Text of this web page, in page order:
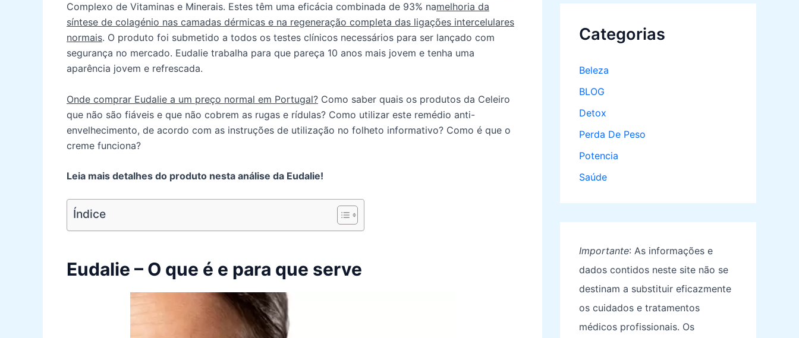
Complexo de Vitaminas e Minerais. Estes têm uma eficácia combinada de 93% namelhoria da
síntese de colagénio nas camadas dérmicas e na regeneração completa das ligações intercelulares
normais. O produto foi submetido a todos os testes clínicos necessários para ser lançado com
segurança no mercado. Eudalie trabalha para que pareça 10 anos mais jovem e tenha uma
aparência jovem e refrescada.
Onde comprar Eudalie a um preço normal em Portugal? Como saber quais os produtos da Celeiro
que não são fiáveis e que não cobrem as rugas e rídulas? Como utilizar este remédio anti-
envelhecimento, de acordo com as instruções de utilização no folheto informativo? Como é que o
creme funciona?
Leia mais detalhes do produto nesta análise da Eudalie!
Índice
Eudalie – O que é e para que serve
Categorias
Beleza
BLOG
Detox
Perda De Peso
Potencia
Saúde
Importante: As informações e
dados contidos neste site não se
destinam a substituir eficazmente
os cuidados e tratamentos
médicos profissionais. Os